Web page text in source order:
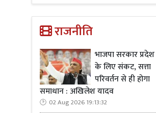
राजनीति
भाजपा सरकार प्रदेश
के लिए संकट, सत्ता
परिवर्तन से ही होगा
समाधान : अखिलेश यादव
02 Aug 2026 19:13:32